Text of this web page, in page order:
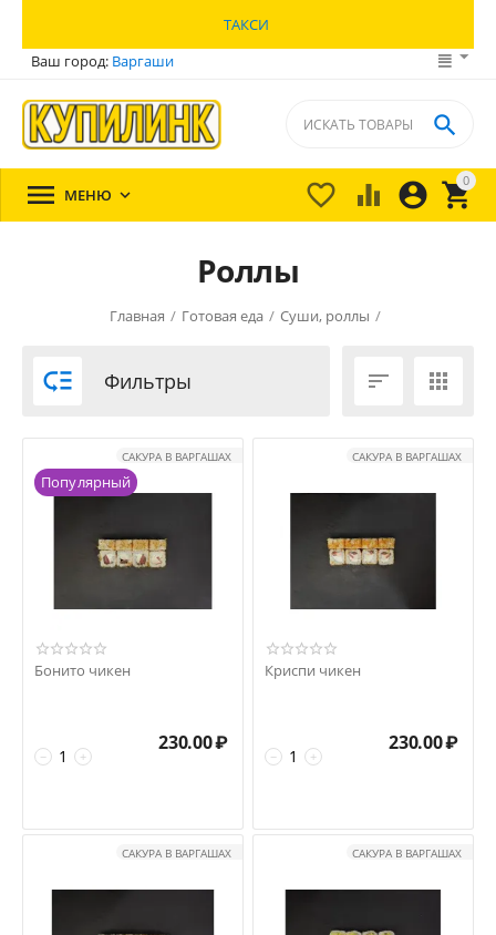
ТАКСИ
Ваш город: Варгаши
0


 

 МЕНЮ 
Роллы
Главная / Готовая еда / Суши, роллы /
 Фильтры  
САКУРА В ВАРГАШАХ
Популярный
Бонито чикен
+
−
230.00₽
САКУРА В ВАРГАШАХ
Криспи чикен
+
−
230.00₽
САКУРА В ВАРГАШАХ САКУРА В ВАРГАШАХ